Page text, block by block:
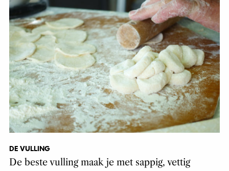
DE VULLING
De beste vulling maak je met sappig, vettig